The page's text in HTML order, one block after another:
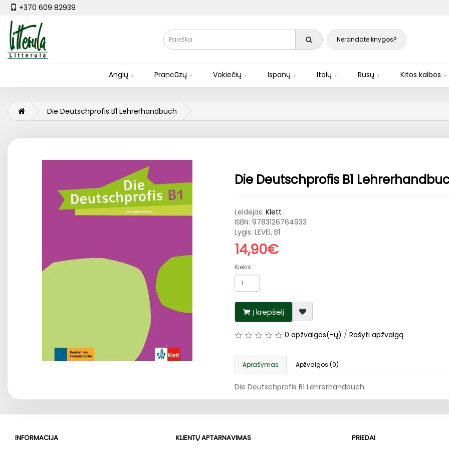
+370 609 82939
Nerandate knygos?
Anglų Prancūzų Vokiečių Ispanų Italų Rusų Kitos kalbos
Die Deutschprofis B1 Lehrerhandbuch
Die Deutschprofis B1
Leidėjas: Klett
ISBN: 9783126764933
Lygis: LEVEL B1
14,90€
Kiekis
Į krepšelį
0 apžvalgos(-ų) / Rašyti apžvalgą
Aprašymas Apžvalgos (0)
Die Deutschprofis B1 Lehrerhandbuch
INFORMACIJA KLIENTŲ APTARNAVIMAS PRIEDAI